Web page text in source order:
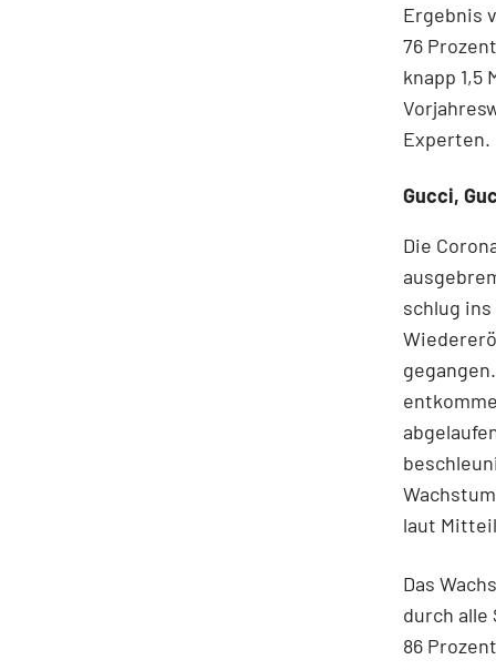
Ergebnis
76
knapp 1,5
Experten.
Gucci,
Die
schlug
laut
Das
durch alle
86